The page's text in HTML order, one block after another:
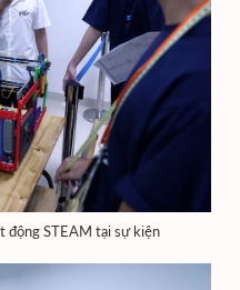
động STEAM tại sự kiện